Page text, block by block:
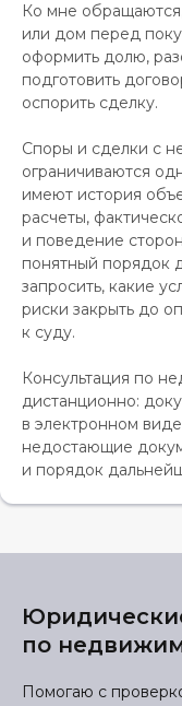
Ко мне
или дом перед
оформить долю,
подготовить
оспорить сделку.
Споры и сделки с
ограничиваются
имеют история
расчеты,
и поведение
понятный порядок
запросить, какие
риски закрыть до
к суду.
Консультация по
дистанционно:
в электронном
недостающие
и порядок
по
Помогаю с